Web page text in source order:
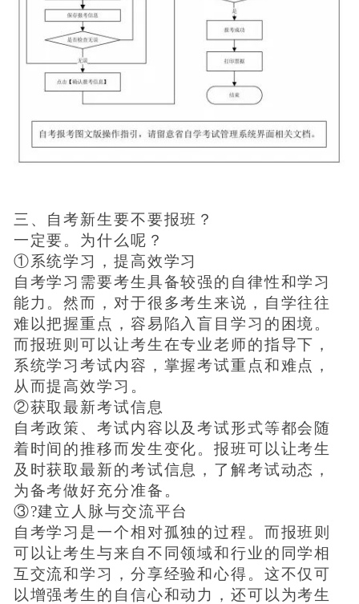
三、自考新生要不要报班？
一定要。为什么呢？
①系统学习，提高效学习
自考学习需要考生具备较强的自律性和学习
能力。然而，对于很多考生来说，自学往往
难以把握重点，容易陷入盲目学习的困境。
而报班则可以让考生在专业老师的指导下，
系统学习考试内容，掌握考试重点和难点，
从而提高效学习。
②获取最新考试信息
自考政策、考试内容以及考试形式等都会随
着时间的推移而发生变化。报班可以让考生
及时获取最新的考试信息，了解考试动态，
为备考做好充分准备。
③?建立人脉与交流平台
自考学习是一个相对孤独的过程。而报班则
可以让考生与来自不同领域和行业的同学相
互交流和学习，分享经验和心得。这不仅可
以增强考生的自信心和动力，还可以为考生